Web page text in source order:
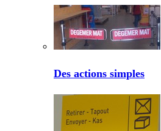
Des actions simples